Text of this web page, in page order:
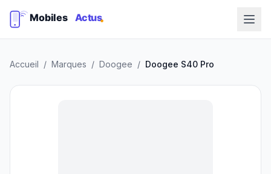
Accueil / Marques / Doogee / Doogee S40 Pro